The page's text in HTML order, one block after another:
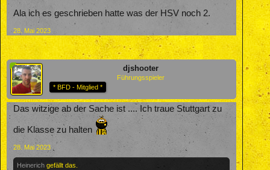
Ala ich es geschrieben hatte was der HSV noch 2.
28. Mai 2023
djshooter
Führungsspieler
* BFD - Mitglied *
Das witzige ab der Sache ist .... Ich traue Stuttgart zu
die Klasse zu halten
28. Mai 2023
Heinerich gefällt das.